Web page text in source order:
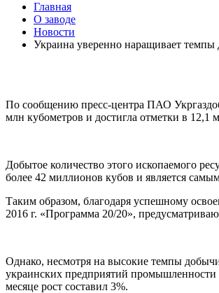
Главная
О заводе
Новости
Украина уверенно наращивает темпы
По сообщению пресс-центра ПАО
млн кубометров и достигла отметки в 12,1
Добытое количество этого ископаемого
более 42 миллионов кубов и является
Таким образом, благодаря успешному
2016 г. «Программа 20/20»,
Однако, несмотря на высокие темпы добычи
украинских предприятий промышленности
месяце рост составил 3%.